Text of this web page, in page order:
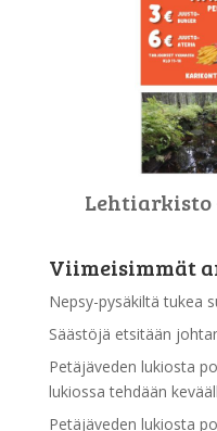
Lehtiarkisto
Viimeisimmät
Nepsy-pysäkiltä tukea
Säästöjä etsitään
Petäjäveden lukiosta
lukiossa tehdään
Petäjäveden lukiosta